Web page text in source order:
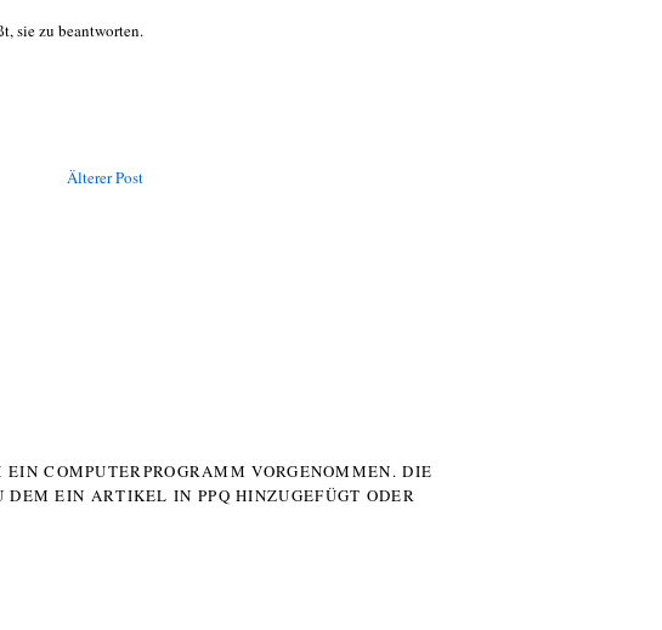
sie zu beantworten.
Älterer Post
COMPUTERPROGRAMM VORGENOMMEN. DIE
EIN ARTIKEL IN PPQ HINZUGEFÜGT ODER